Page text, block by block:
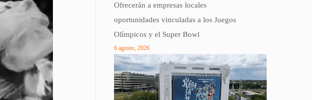
Ofrecerán a empresas locales
oportunidades vinculadas a los Juegos
Olímpicos y el Super Bowl
6 agosto, 2026